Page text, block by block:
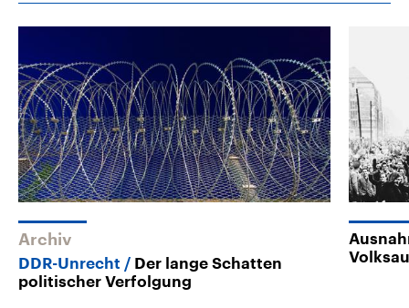
Archiv
DDR-Unrecht
Der lange Schatten
politischer Verfolgung